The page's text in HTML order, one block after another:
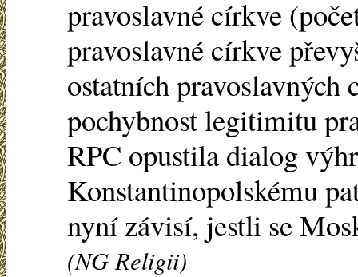
pravoslavné církve
pravoslavné církve
ostatních
pochybnost legitimitu
RPC opustila dialog
Konstantinopolskému
nyní závisí, jestli se
(NG Religii)